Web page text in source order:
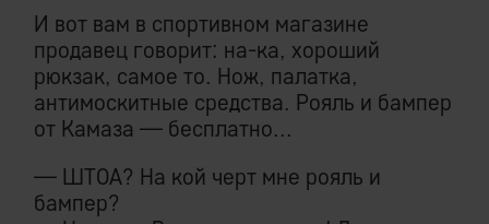
И вот вам в спортивном магазине
продавец говорит: на-ка, хороший
рюкзак, самое то. Нож, палатка,
антимоскитные средства. Рояль и бампер
от Камаза — бесплатно...
— ШТОА? На кой черт мне рояль и
бампер?